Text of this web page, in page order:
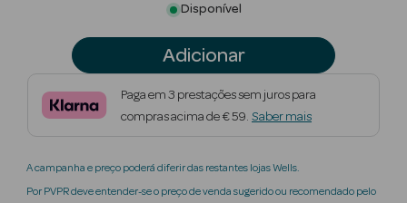
Beauty Season
Beauty Season
Beauty Season
Disponível
Adicionar
Paga em 3 prestações sem juros para
compras acima de € 59. Saber mais
A campanha e preço poderá diferir das restantes lojas Wells.
Por PVPR deve entender-se o preço de venda sugerido ou recomendado pelo